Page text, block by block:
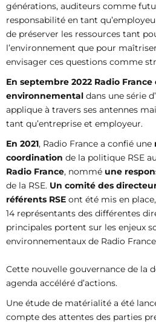
générations, auditeurs comme
responsabilité en tant
de préserver les ressources tant
l’environnement que pour
envisager ces questions comme
En septembre 2022 Radio
environnemental dans une série
applique à travers ses antennes
tant qu’entreprise et employeur.
En 2021, Radio France a confié une
coordination de la politique RSE au
Radio France, nommé une
de la RSE. Un comité des
référents RSE ont été mis en
14 représentants des différentes
principales portent sur les enjeux
environnementaux de Radio
Cette nouvelle gouvernance de la
agenda accéléré d’actions.
Une étude de matérialité a été
compte des attentes des parties